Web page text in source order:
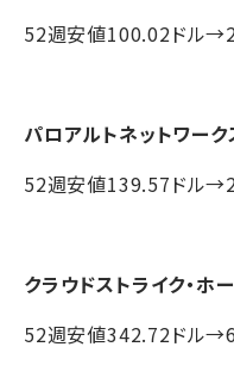
52週安値100.02ドル
パロアルトネットワーク
52週安値139.57ドル
クラウドストライク・ホ
52週安値342.72ドル